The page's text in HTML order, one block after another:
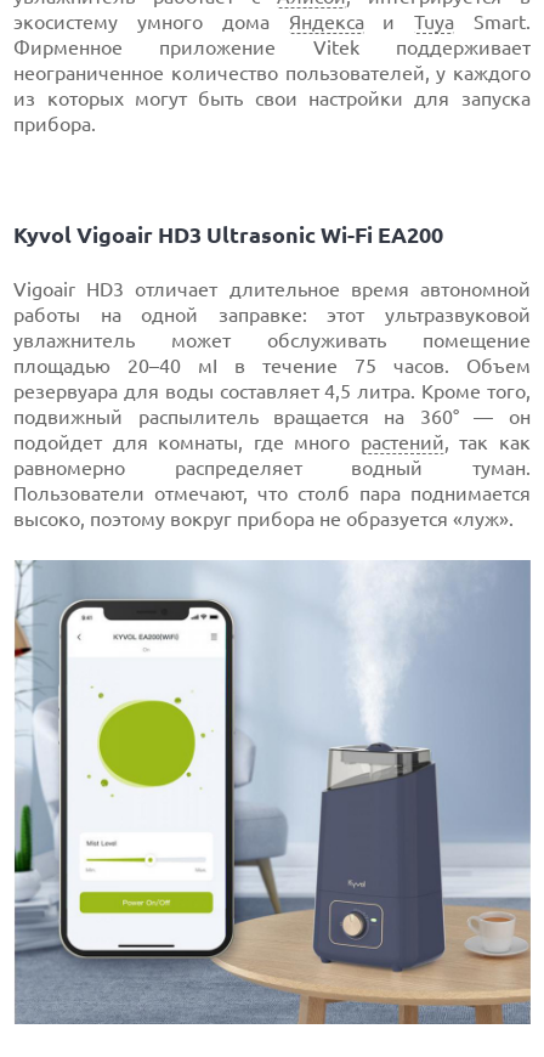
экосистему умного дома ЯндексаиTuya Smart.
Фирменное приложение Vitek поддерживает
неограниченное количество пользователей, у каждого
из которых могут быть свои настройки для запуска
прибора.
Kyvol Vigoair HD3 Ultrasonic Wi-Fi EA200
Vigoair HD3 отличает длительное время автономной
работы на одной заправке: этот ультразвуковой
увлажнитель может обслуживать помещение
площадью 20–40 мІ в течение 75 часов. Объем
резервуара для воды составляет 4,5 литра. Кроме того,
подвижный распылитель вращается на 360° — он
подойдет для комнаты, где много растений, так как
равномерно распределяет водный туман.
Пользователи отмечают, что столб пара поднимается
высоко, поэтому вокруг прибора не образуется «луж».